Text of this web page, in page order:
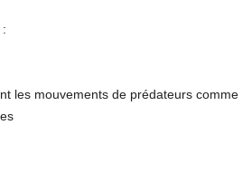
les mouvements de prédateurs comme